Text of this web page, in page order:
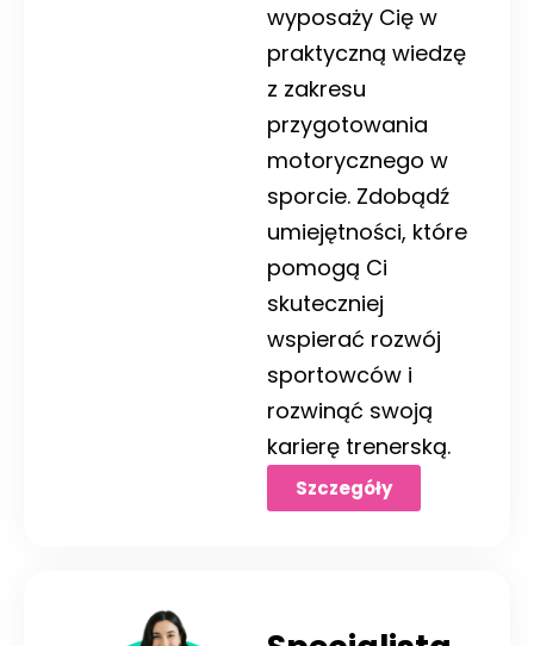
wyposaży Cię w
praktyczną wiedzę
z zakresu
przygotowania
motorycznego w
sporcie. Zdobądź
umiejętności, które
pomogą Ci
skuteczniej
wspierać rozwój
sportowców i
rozwinąć swoją
karierę trenerską.
Szczegóły